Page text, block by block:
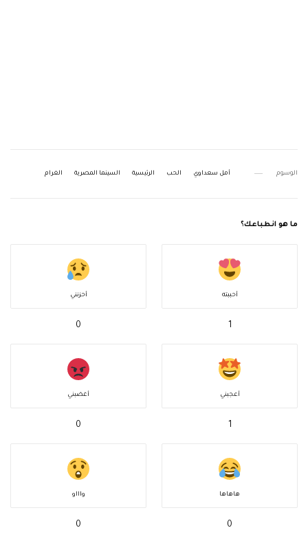
الوسوم أمل سعداوي الحب الرئيسية السينما المصرية الغرام
ما هو انطباعك؟
أحببته
1
أحزنني
0
أعجبني
1
أغضبني
0
هاهاها
0
واااو
0